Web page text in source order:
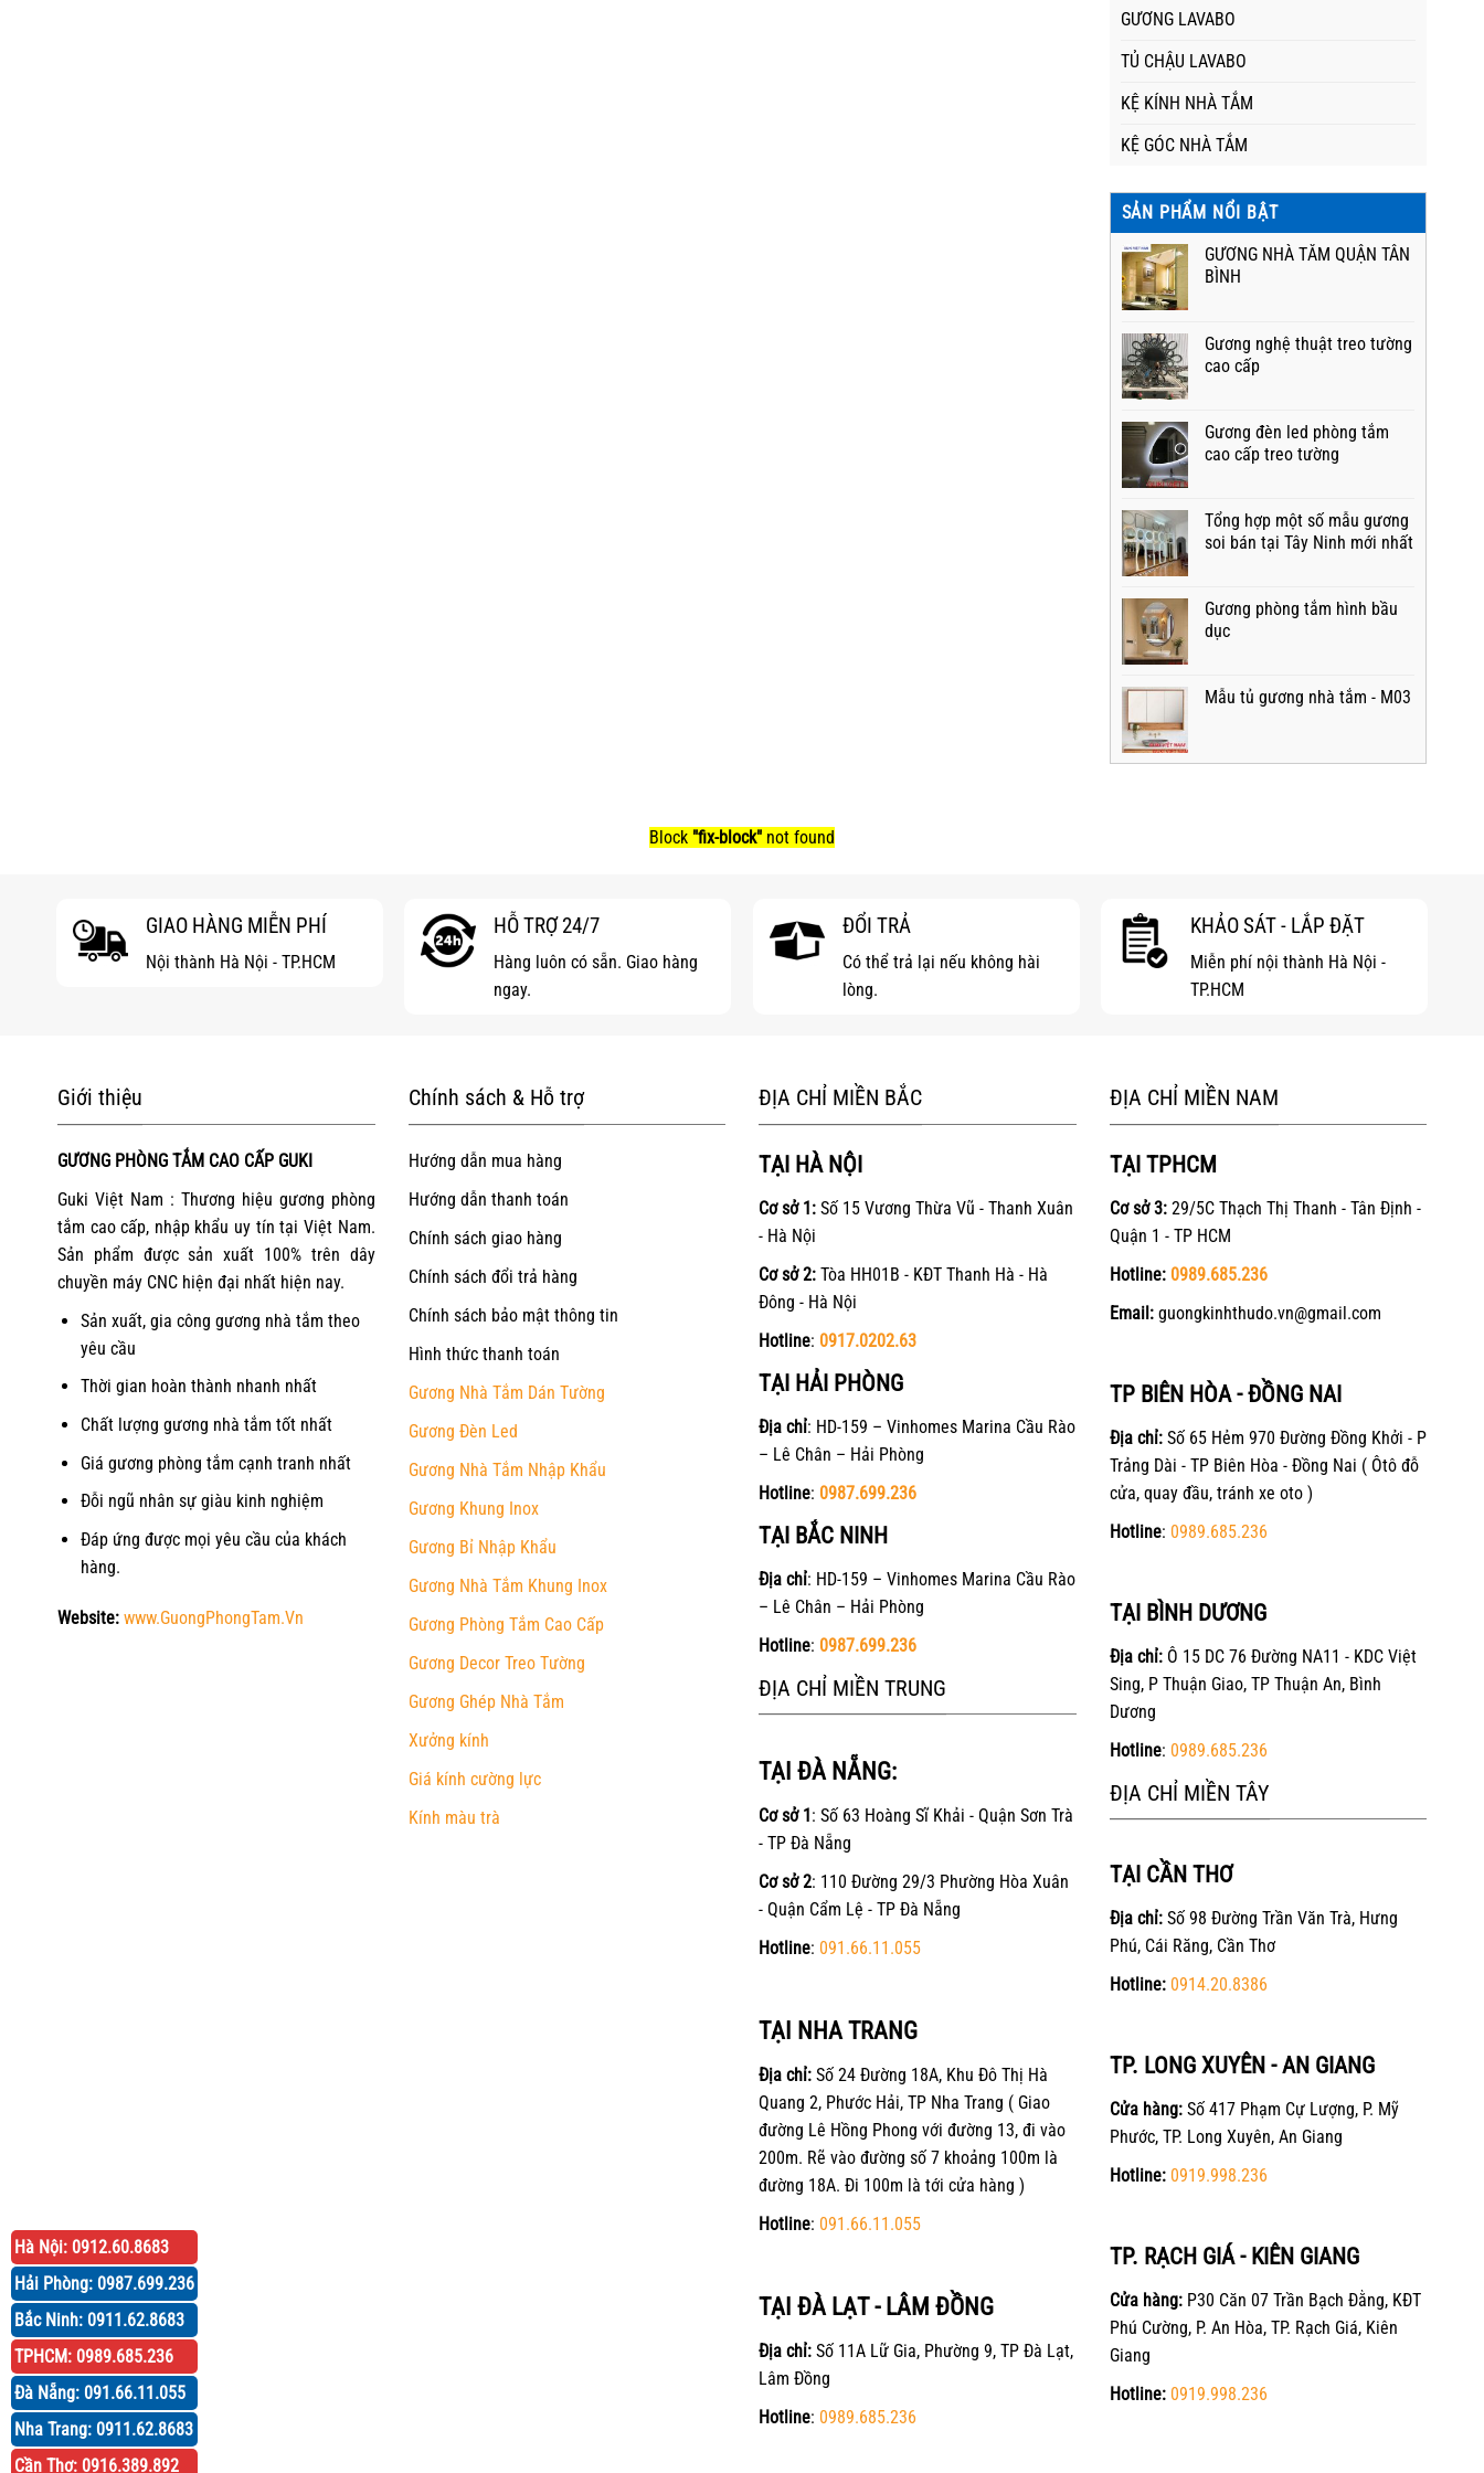
GƯƠNG LAVABO
TỦ CHẬU LAVABO
KỆ KÍNH NHÀ TẮM
KỆ GÓC NHÀ TẮM
SẢN PHẨM NỔI BẬT
GƯƠNG NHÀ TẮM QUẬN TÂN
BÌNH
Gương nghệ thuật treo tường
cao cấp
Gương đèn led phòng tắm
cao cấp treo tường
Tổng hợp một số mẫu gương
soi bán tại Tây Ninh mới nhất
Gương phòng tắm hình bầu
dục
Mẫu tủ gương nhà tắm - M03
Block "fix-block" not found
GIAO HÀNG MIỄN PHÍ
Nội thành Hà Nội - TP.HCM
HỖ TRỢ 24/7
Hàng luôn có sẵn. Giao hàng
ngay.
ĐỔI TRẢ
Có thể trả lại nếu không hài
lòng.
KHẢO SÁT - LẮP ĐẶT
Miễn phí nội thành Hà Nội -
TP.HCM
Giới thiệu
GƯƠNG PHÒNG TẮM CAO CẤP GUKI
Guki Việt Nam : Thương hiệu gương phòng
tắm cao cấp, nhập khẩu uy tín tại Việt Nam.
Sản phẩm được sản xuất 100% trên dây
chuyền máy CNC hiện đại nhất hiện nay.
Sản xuất, gia công gương nhà tắm theo
yêu cầu
Thời gian hoàn thành nhanh nhất
Chất lượng gương nhà tắm tốt nhất
Giá gương phòng tắm cạnh tranh nhất
Đỗi ngũ nhân sự giàu kinh nghiệm
Đáp ứng được mọi yêu cầu của khách
hàng.
Website: www.GuongPhongTam.Vn
Chính sách & Hỗ trợ
Hướng dẫn mua hàng
Hướng dẫn thanh toán
Chính sách giao hàng
Chính sách đổi trả hàng
Chính sách bảo mật thông tin
Hình thức thanh toán
Gương Nhà Tắm Dán Tường
Gương Đèn Led
Gương Nhà Tắm Nhập Khẩu
Gương Khung Inox
Gương Bỉ Nhập Khẩu
Gương Nhà Tắm Khung Inox
Gương Phòng Tắm Cao Cấp
Gương Decor Treo Tường
Gương Ghép Nhà Tắm
Xưởng kính
Giá kính cường lực
Kính màu trà
ĐỊA CHỈ MIỀN BẮC
TẠI HÀ NỘI
Cơ sở 1: Số 15 Vương Thừa Vũ - Thanh Xuân
- Hà Nội
Cơ sở 2: Tòa HH01B - KĐT Thanh Hà - Hà
Đông - Hà Nội
Hotline: 0917.0202.63
TẠI HẢI PHÒNG
Địa chỉ: HD-159 – Vinhomes Marina Cầu Rào
– Lê Chân – Hải Phòng
Hotline: 0987.699.236
TẠI BẮC NINH
Địa chỉ: HD-159 – Vinhomes Marina Cầu Rào
– Lê Chân – Hải Phòng
Hotline: 0987.699.236
ĐỊA CHỈ MIỀN TRUNG
TẠI ĐÀ NẴNG:
Cơ sở 1 : Số 63 Hoàng Sĩ Khải - Quận Sơn Trà
- TP Đà Nẵng
Cơ sở 2: 110 Đường 29/3 Phường Hòa Xuân
- Quận Cẩm Lệ - TP Đà Nẵng
Hotline: 091.66.11.055
TẠI NHA TRANG
Địa chỉ: Số 24 Đường 18A, Khu Đô Thị Hà
Quang 2, Phước Hải, TP Nha Trang ( Giao
đường Lê Hồng Phong với đường 13, đi vào
200m. Rẽ vào đường số 7 khoảng 100m là
đường 18A. Đi 100m là tới cửa hàng )
Hotline: 091.66.11.055
TẠI ĐÀ LẠT - LÂM ĐỒNG
Địa chỉ: Số 11A Lữ Gia, Phường 9, TP Đà Lạt,
Lâm Đồng
Hotline: 0989.685.236
ĐỊA CHỈ MIỀN NAM
TẠI TPHCM
Cơ sở 3:29/5C Thạch Thị Thanh - Tân Định -
Quận 1 - TP HCM
Hotline: 0989.685.236
Email:guongkinhthudo.vn@gmail.com
TP BIÊN HÒA - ĐỒNG NAI
Địa chỉ:Số 65 Hẻm 970 Đường Đồng Khởi - P
Trảng Dài - TP Biên Hòa - Đồng Nai ( Ôtô đỗ
cửa, quay đầu, tránh xe oto )
Hotline: 0989.685.236
TẠI BÌNH DƯƠNG
Địa chỉ:Ô 15 DC 76 Đường NA11 - KDC Việt
Sing, P Thuận Giao, TP Thuận An, Bình
Dương
Hotline: 0989.685.236
ĐỊA CHỈ MIỀN TÂY
TẠI CẦN THƠ
Địa chỉ:Số 98 Đường Trần Văn Trà, Hưng
Phú, Cái Răng, Cần Thơ
Hotline: 0914.20.8386
TP. LONG XUYÊN - AN GIANG
Cửa hàng:Số 417 Phạm Cự Lượng, P. Mỹ
Phước, TP. Long Xuyên, An Giang
Hotline: 0919.998.236
TP. RẠCH GIÁ - KIÊN GIANG
Cửa hàng:P30 Căn 07 Trần Bạch Đằng, KĐT
Phú Cường, P. An Hòa, TP. Rạch Giá, Kiên
Giang
Hotline: 0919.998.236
Hà Nội: 0912.60.8683
Hải Phòng: 0987.699.236
Bắc Ninh: 0911.62.8683
TPHCM: 0989.685.236
Đà Nẵng: 091.66.11.055
Nha Trang: 0911.62.8683
Cần Thơ: 0916.389.892